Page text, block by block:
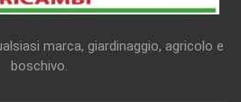
marca, giardinaggio, agricolo e
boschivo.